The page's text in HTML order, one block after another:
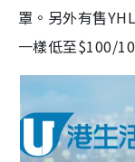
罩。另外有售
一樣低至$100/